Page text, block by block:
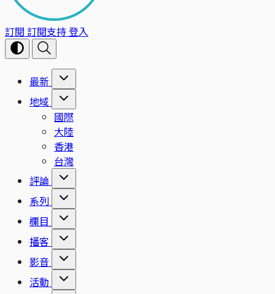
訂閱 訂閱支持登入
最新
地域
國際
大陸
香港
台灣
評論
系列
欄目
播客
影音
活動